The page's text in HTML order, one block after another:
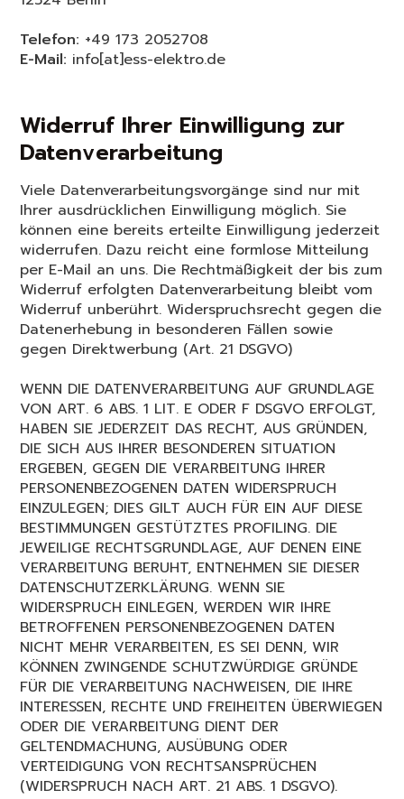
Telefon: +49 173 2052708
E-Mail: info[at]ess-elektro.de
Widerruf Ihrer Einwilligung zur
Datenverarbeitung
Viele Datenverarbeitungsvorgänge sind nur mit
Ihrer ausdrücklichen Einwilligung möglich. Sie
können eine bereits erteilte Einwilligung jederzeit
widerrufen. Dazu reicht eine formlose Mitteilung
per E-Mail an uns. Die Rechtmäßigkeit der bis zum
Widerruf erfolgten Datenverarbeitung bleibt vom
Widerruf unberührt. Widerspruchsrecht gegen die
Datenerhebung in besonderen Fällen sowie
gegen Direktwerbung (Art. 21 DSGVO)
WENN DIE DATENVERARBEITUNG AUF GRUNDLAGE
VON ART. 6 ABS. 1 LIT. E ODER F DSGVO ERFOLGT,
HABEN SIE JEDERZEIT DAS RECHT, AUS GRÜNDEN,
DIE SICH AUS IHRER BESONDEREN SITUATION
ERGEBEN, GEGEN DIE VERARBEITUNG IHRER
PERSONENBEZOGENEN DATEN WIDERSPRUCH
EINZULEGEN; DIES GILT AUCH FÜR EIN AUF DIESE
BESTIMMUNGEN GESTÜTZTES PROFILING. DIE
JEWEILIGE RECHTSGRUNDLAGE, AUF DENEN EINE
VERARBEITUNG BERUHT, ENTNEHMEN SIE DIESER
DATENSCHUTZERKLÄRUNG. WENN SIE
WIDERSPRUCH EINLEGEN, WERDEN WIR IHRE
BETROFFENEN PERSONENBEZOGENEN DATEN
NICHT MEHR VERARBEITEN, ES SEI DENN, WIR
KÖNNEN ZWINGENDE SCHUTZWÜRDIGE GRÜNDE
FÜR DIE VERARBEITUNG NACHWEISEN, DIE IHRE
INTERESSEN, RECHTE UND FREIHEITEN ÜBERWIEGEN
ODER DIE VERARBEITUNG DIENT DER
GELTENDMACHUNG, AUSÜBUNG ODER
VERTEIDIGUNG VON RECHTSANSPRÜCHEN
(WIDERSPRUCH NACH ART. 21 ABS. 1 DSGVO).